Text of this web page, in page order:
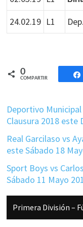
24.02.19 L1
0
COMPARTIR
Deportivo Municipal
Clausura 2018 este
Real Garcilaso vs
este Sábado 18
Sport Boys vs
Sábado 11 Mayo
Barra
lateral
Primera División –